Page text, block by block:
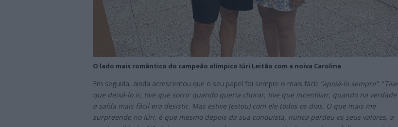
O lado mais romântico do campeão olímpico Iúri Leitão com a noiva Carolina
Em seguida, ainda acrescentou que o seu papel foi sempre o mais fácil: “apoiá-lo sempre”. “Tive
que deixá-lo ir, tive que sorrir quando queria chorar, tive que incentivar, quando na verdade
a saída mais fácil era desistir. Mas estive (estou) com ele todos os dias. O que mais me
surpreende no Iúri, é que mesmo depois da sua conquista, nunca perdeu os seus valores, a